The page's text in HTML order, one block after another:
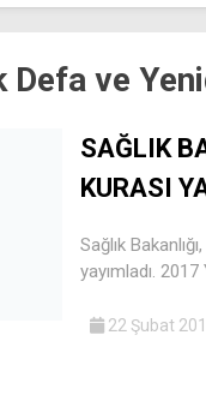
Defa ve
SAĞLIK
KURASI
Sağlık
yayımladı.
22 Şubat